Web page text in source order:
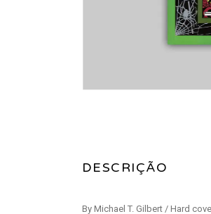
DESCRIÇÃO
By Michael T. Gilbert / Hard